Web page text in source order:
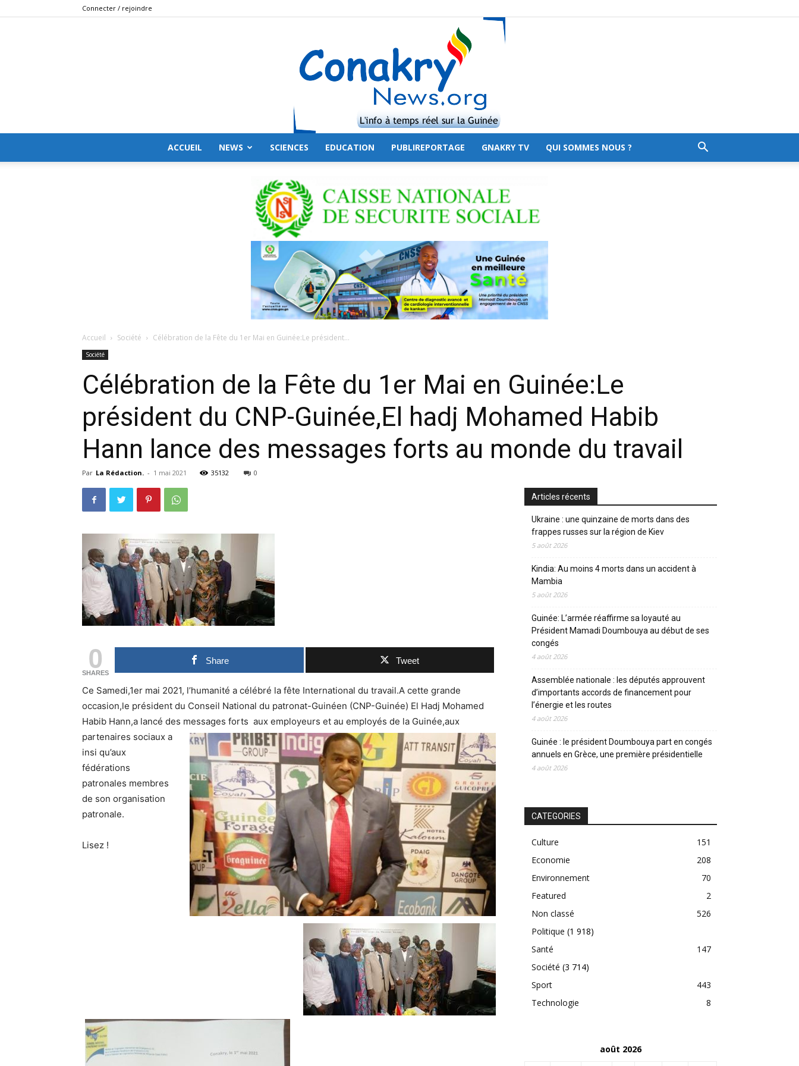
Connecter / rejoindre
ACCUEIL NEWS SCIENCES EDUCATION PUBLIREPORTAGE GNAKRY TV QUI SOMMES NOUS ?
Accueil Société Célébration de la Fête du 1er Mai en Guinée:Le président...
Société
Célébration de la Fête du 1er Mai en Guinée:Le
président du CNP-Guinée,El hadj Mohamed Habib
Hann lance des messages forts au monde du travail
Par La Rédaction. - 1 mai 2021 35132 0
0
SHARES
Share Tweet
Ce Samedi,1er mai 2021, l’humanité a célébré la fête International du travail.A cette grande
occasion,le président du Conseil National du patronat-Guinéen (CNP-Guinée) El Hadj Mohamed
Habib Hann,a lancé des messages forts aux employeurs et au employés de la Guinée,aux
partenaires sociaux a
insi qu’aux
fédérations
patronales membres
de son organisation
patronale.
Lisez !
Articles récents
Ukraine : une quinzaine de morts dans des
frappes russes sur la région de Kiev
5 août 2026
Kindia: Au moins 4 morts dans un accident à
Mambia
5 août 2026
Guinée: L’armée réaffirme sa loyauté au
Président Mamadi Doumbouya au début de ses
congés
4 août 2026
Assemblée nationale : les députés approuvent
d’importants accords de financement pour
l’énergie et les routes
4 août 2026
Guinée : le président Doumbouya part en congés
annuels en Grèce, une première présidentielle
4 août 2026
CATEGORIES
Culture
151
Economie
208
Environnement
70
Featured
2
Non classé
526
Politique (1 918)
Santé
147
Société (3 714)
Sport
443
Technologie
8
août 2026